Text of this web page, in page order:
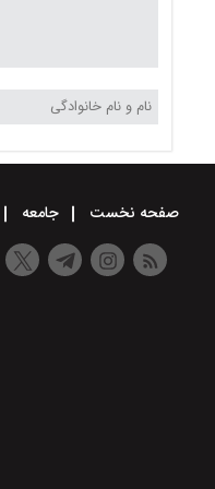
صفحه نخست جامعه